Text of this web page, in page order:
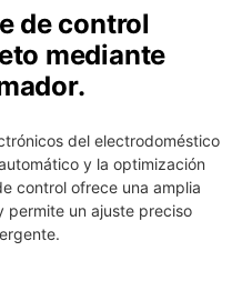
de control
mediante
del electrodoméstico
y la optimización
control ofrece una amplia
permite un ajuste preciso